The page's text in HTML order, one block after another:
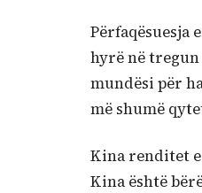
Përfaqësuesja
hyrë në
mundësi për
më shumë
Kina renditet
Kina është